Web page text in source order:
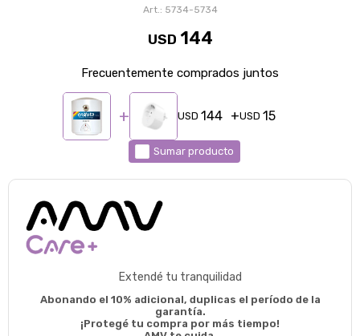
5734-5734
USD 144
Frecuentemente comprados juntos
USD 144 USD 15
Sumar producto
Extendé tu tranquilidad
Abonando el 10% adicional, duplicas el período de la
garantía.
¡Protegé tu compra por más tiempo!